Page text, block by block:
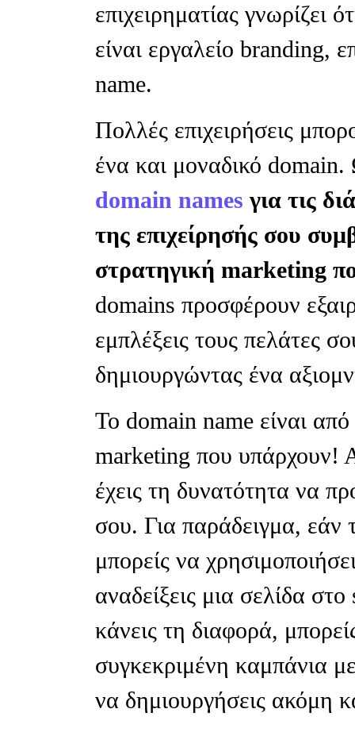
επιχειρηματίας γνωρίζει
είναι εργαλείο branding,
name.
Πολλές επιχειρήσεις
ένα και μοναδικό
domain names για τις
της επιχείρησής σου
στρατηγική marketing
domains προσφέρουν
εμπλέξεις τους πελάτες
δημιουργώντας ένα
Το domain name είναι
marketing που υπάρχουν!
έχεις τη δυνατότητα να
σου. Για παράδειγμα, εάν
μπορείς να
αναδείξεις μια σελίδα
κάνεις τη διαφορά,
συγκεκριμένη καμπάνια
να δημιουργήσεις ακόμη